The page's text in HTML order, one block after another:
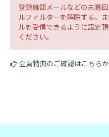
登録確認メールなどの未着
ルフィルターを解除する、
ルを受信できるように設定
ください。
会員特典のご確認はこちら